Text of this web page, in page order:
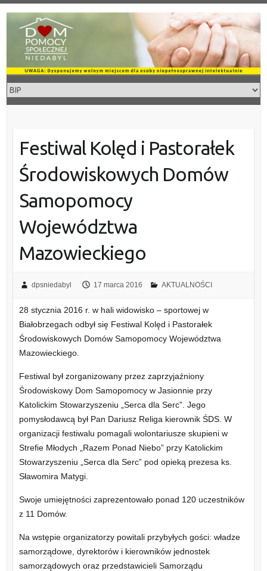
content
Festiwal Kolęd i Pastorałek
Środowiskowych Domów
Samopomocy
Województwa
Mazowieckiego
dpsniedabyl 17 marca 2016 AKTUALNOŚCI
28 stycznia 2016 r. w hali widowisko – sportowej w
Białobrzegach odbył się Festiwal Kolęd i Pastorałek
Środowiskowych Domów Samopomocy Województwa
Mazowieckiego.
Festiwal był zorganizowany przez zaprzyjaźniony
Środowiskowy Dom Samopomocy w Jasionnie przy
Katolickim Stowarzyszeniu „Serca dla Serc”. Jego
pomysłodawcą był Pan Dariusz Religa kierownik ŚDS. W
organizacji festiwalu pomagali wolontariusze skupieni w
Strefie Młodych „Razem Ponad Niebo” przy Katolickim
Stowarzyszeniu „Serca dla Serc” pod opieką prezesa ks.
Sławomira Matygi.
Swoje umiejętności zaprezentowało ponad 120 uczestników
z 11 Domów.
Na wstępie organizatorzy powitali przybyłych gości: władze
samorządowe, dyrektorów i kierowników jednostek
samorządowych oraz przedstawicieli Samorządu